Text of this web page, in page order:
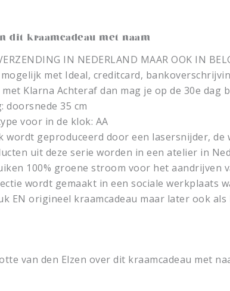
dit kraamcadeau met naam
IN NEDERLAND MAAR OOK IN
met Ideal, creditcard,
Klarna Achteraf dan mag je op de 30e dag
doorsnede 35 cm
voor in de klok: AA
wordt geproduceerd door een lasersnijder,
uit deze serie worden in een atelier in
100% groene stroom voor het aandrijven
wordt gemaakt in een sociale werkplaats
EN origineel kraamcadeau maar later ook
van den Elzen over dit kraamcadeau met